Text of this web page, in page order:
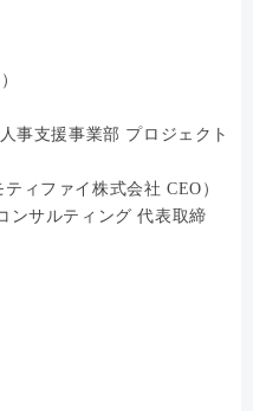
事支援事業部 プロジェクト
ィファイ株式会社 CEO）
ンサルティング 代表取締